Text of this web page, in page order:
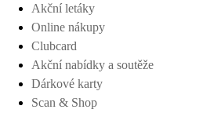
Akční letáky
Online nákupy
Clubcard
Akční nabídky a soutěže
Dárkové karty
Scan & Shop